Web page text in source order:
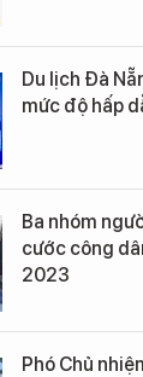
Du lịch Đà
mức độ hấp
Ba nhóm
cước công
2023
Phó Chủ